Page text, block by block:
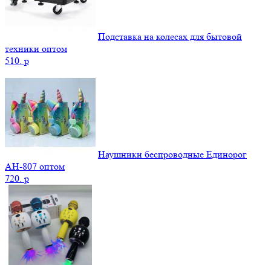
Подставка на колесах для бытовой
техники оптом
510. p
Наушники беспроводные Единорог
AH-807 оптом
720. p